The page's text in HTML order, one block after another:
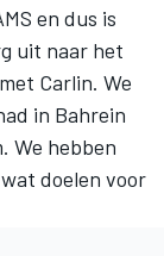
en dus is
uit naar het
Carlin. We
in Bahrein
We hebben
doelen voor